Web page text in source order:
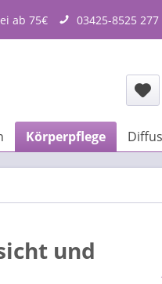
ab 75€ 03425-8525 277
Körperpflege
und